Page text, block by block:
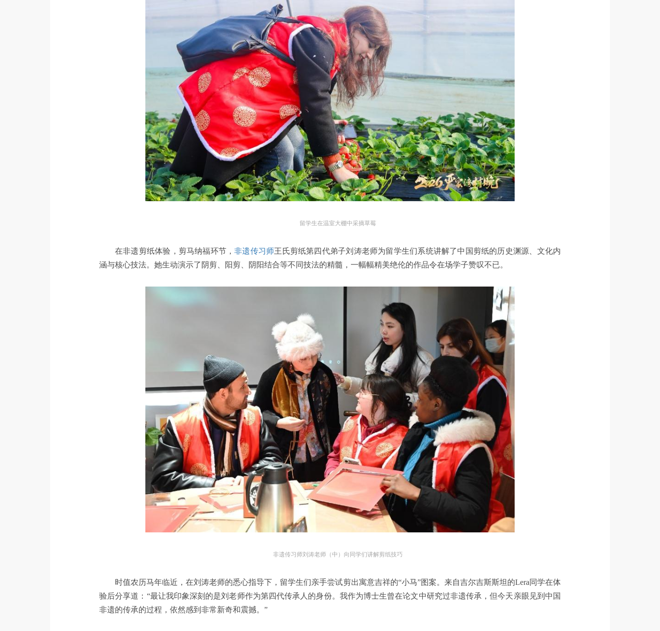
留学生在温室大棚中采摘草莓
在非遗剪纸体验，剪马纳福环节，非遗传习师王氏剪纸第四代弟子刘涛老师为留学生们系统讲解了中国剪纸的历史渊源、文化内
涵与核心技法。她生动演示了阴剪、阳剪、阴阳结合等不同技法的精髓，一幅幅精美绝伦的作品令在场学子赞叹不已。
非遗传习师刘涛老师（中）向同学们讲解剪纸技巧
时值农历马年临近，在刘涛老师的悉心指导下，留学生们亲手尝试剪出寓意吉祥的“小马”图案。来自吉尔吉斯斯坦的Lera同学在体
验后分享道：“最让我印象深刻的是刘老师作为第四代传承人的身份。我作为博士生曾在论文中研究过非遗传承，但今天亲眼见到中国
非遗的传承的过程，依然感到非常新奇和震撼。”